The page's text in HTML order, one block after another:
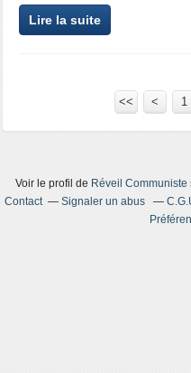
Lire la suite
<< < 1
Voir le profil de Réveil Communiste
Contact
Signaler un abus